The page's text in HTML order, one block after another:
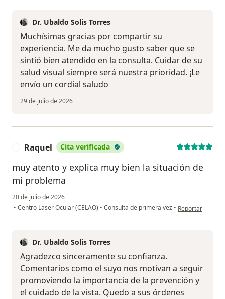
Dr. Ubaldo Solis Torres
Muchísimas gracias por compartir su
experiencia. Me da mucho gusto saber que se
sintió bien atendido en la consulta. Cuidar de su
salud visual siempre será nuestra prioridad. ¡Le
envío un cordial saludo
29 de julio de 2026
Raquel Cita verificada
muy atento y explica muy bien la situación de
mi problema
20 de julio de 2026
• Centro Laser Ocular (CELAO) • Consulta de primera vez • en opinión del
Reportar
Dr. Ubaldo Solis Torres
Agradezco sinceramente su confianza.
Comentarios como el suyo nos motivan a seguir
promoviendo la importancia de la prevención y
el cuidado de la vista. Quedo a sus órdenes